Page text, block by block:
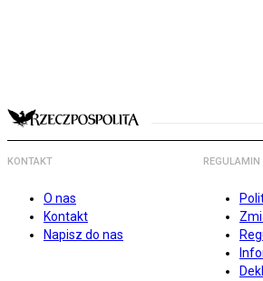
KONTAKT
O nas
Kontakt
Napisz do nas
REGULAMIN